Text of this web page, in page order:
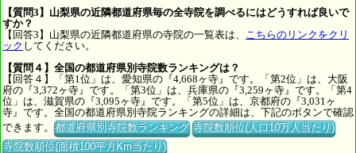
【質問3】山梨県の近隣都道府県毎の全寺院を調べるにはどうすれば良いで
すか？
【回答3】山梨県の近隣都道府県の寺院の一覧表は、
こちらのリンクをクリ
ック してください。
【質問４】全国の都道府県別寺院数ランキングは？
【回答４】「第1位」は、愛知県の『4,668ヶ寺』です。「第2位」は、大阪
府の『3,372ヶ寺』です。「第3位」は、兵庫県の『3,259ヶ寺』です。「第4
位」は、滋賀県の『3,095ヶ寺』です。「第5位」は、京都府の『3,031ヶ
寺』です。全国の都道府県別寺院ランキングの詳細は、下記のボタンで確認
できます。都道府県別寺院数ランキング 寺院数順位(人口10万人当たり)
寺院数順位(面積100平方Km当たり)